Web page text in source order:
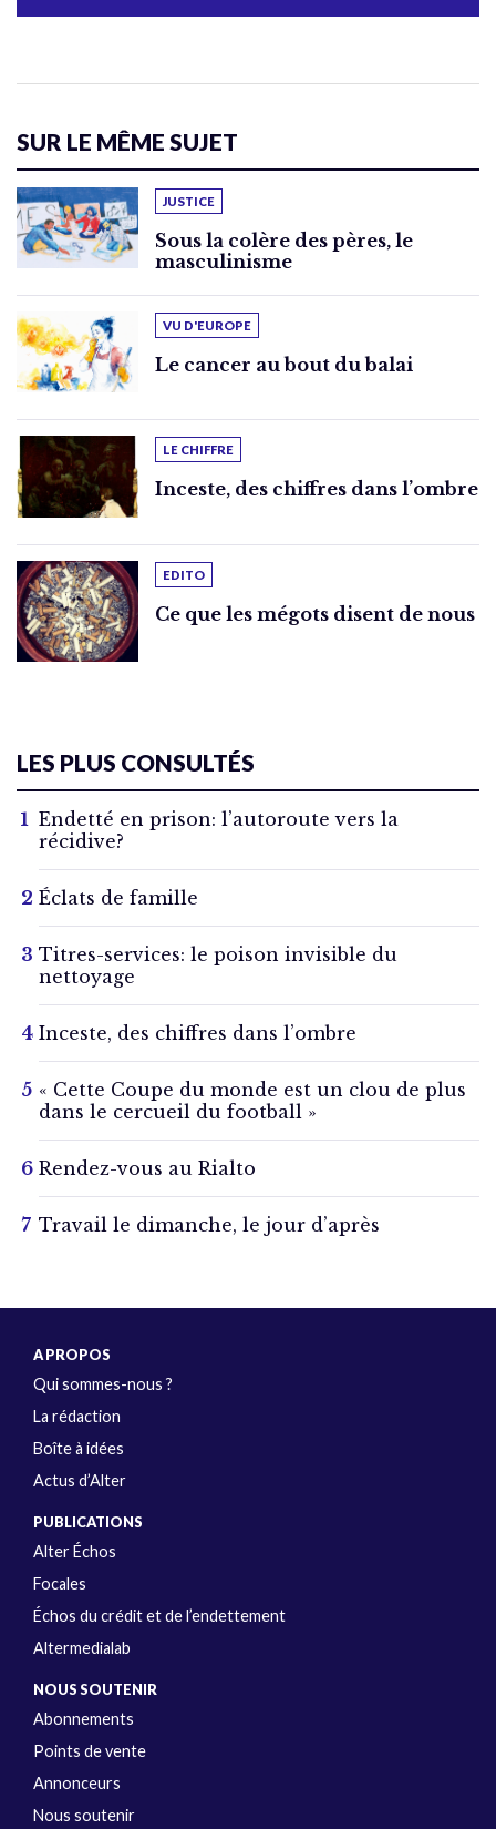
SUR LE MÊME SUJET
JUSTICE
Sous la colère des pères, le
masculinisme
VU D'EUROPE
Le cancer au bout du balai
LE CHIFFRE
Inceste, des chiffres dans l’ombre
EDITO
Ce que les mégots disent de nous
LES PLUS CONSULTÉS
Endetté en prison: l’autoroute vers la
récidive?
Éclats de famille
Titres-services: le poison invisible du
nettoyage
Inceste, des chiffres dans l’ombre
« Cette Coupe du monde est un clou de plus
dans le cercueil du football »
Rendez-vous au Rialto
Travail le dimanche, le jour d’après
A PROPOS
Qui sommes-nous ?
La rédaction
Boîte à idées
Actus d’Alter
PUBLICATIONS
Alter Échos
Focales
Échos du crédit et de l’endettement
Altermedialab
NOUS SOUTENIR
Abonnements
Points de vente
Annonceurs
Nous soutenir